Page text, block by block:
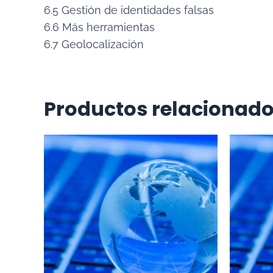
6.5 Gestión de identidades falsas
6.6 Más herramientas
6.7 Geolocalización
Productos